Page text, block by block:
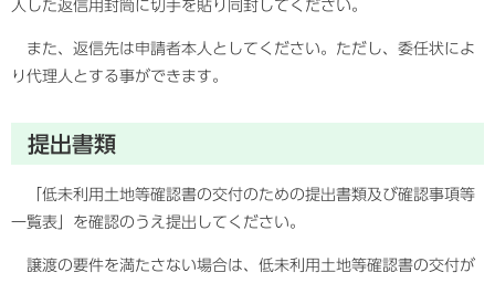
入した返信用封筒に切手を貼り同封してください。
また、返信先は申請者本人としてください。ただし、委任状によ
り代理人とする事ができます。
提出書類
「低未利用土地等確認書の交付のための提出書類及び確認事項等
一覧表」を確認のうえ提出してください。
譲渡の要件を満たさない場合は、低未利用土地等確認書の交付が